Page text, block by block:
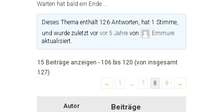
Warten hat bald ein Ende….
Dieses Thema enthält 126 Antworten, hat 1 Stimme,
und wurde zuletzt vorvor 5 Jahre von
Emmure
aktualisiert.
15 Beiträge anzeigen - 106 bis 120 (von insgesamt
127)
←
1 7 8 9 →
Autor Beiträge